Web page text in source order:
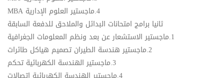
4.​ماجستير العلوم الإدارية MBA
​ثانيا برامج امتحانات البدائل والملاحق للدفعة السابقة
1.​ماجستير الاستشعار عن بعد ونظم المعلومات الجغرافية
2.​ماجستير هندسة الطيران تصميم هياكل طائرات
3.​ماجستير الهندسة الكهربائية تحكم